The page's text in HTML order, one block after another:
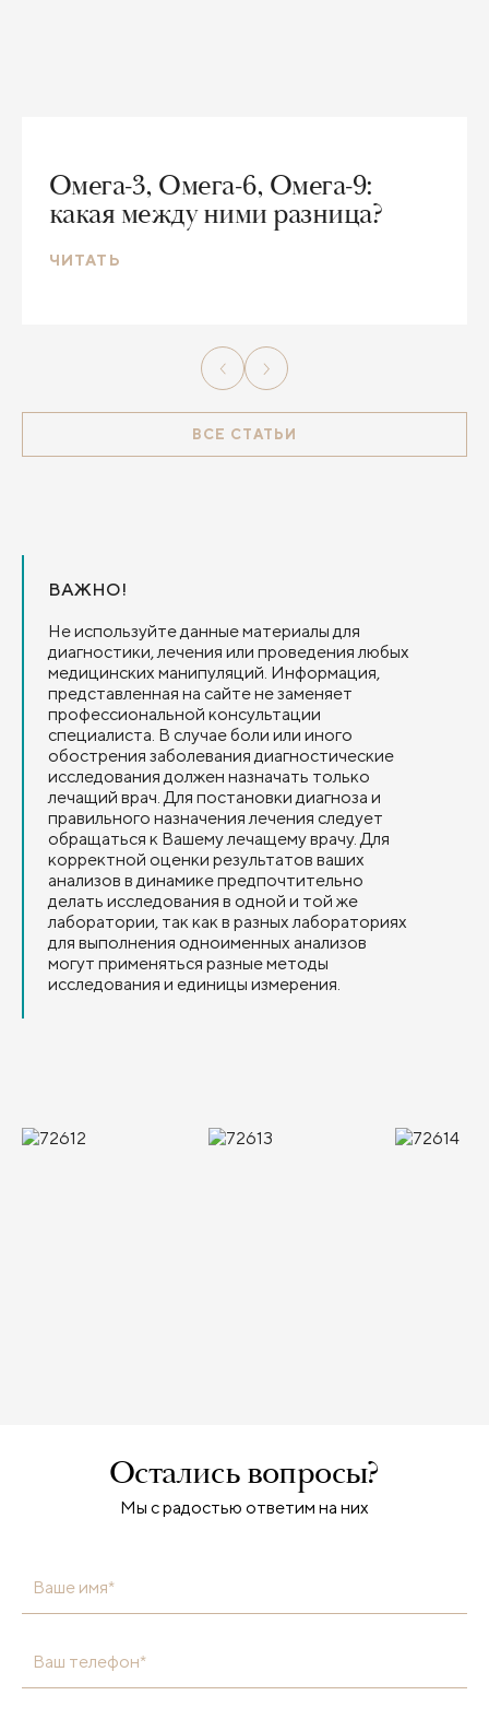
Омега-3, Омега-6, Омега-9:
какая между ними разница?
ЧИТАТЬ
ВСЕ СТАТЬИ
ВАЖНО!
Не используйте данные материалы для
диагностики, лечения или проведения любых
медицинских манипуляций. Информация,
представленная на сайте не заменяет
профессиональной консультации
специалиста. В случае боли или иного
обострения заболевания диагностические
исследования должен назначать только
лечащий врач. Для постановки диагноза и
правильного назначения лечения следует
обращаться к Вашему лечащему врачу. Для
корректной оценки результатов ваших
анализов в динамике предпочтительно
делать исследования в одной и той же
лаборатории, так как в разных лабораториях
для выполнения одноименных анализов
могут применяться разные методы
исследования и единицы измерения.
Остались вопросы?
Мы с радостью ответим на них
Ваше имя*
Ваш телефон*